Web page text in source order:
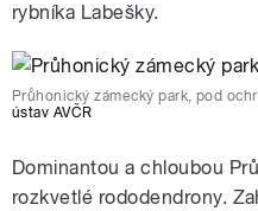
rybníka Labešky.
Průhonický zámecký park, pod
ústav AVČR
Dominantou a chloubou
rozkvetlé rododendrony.